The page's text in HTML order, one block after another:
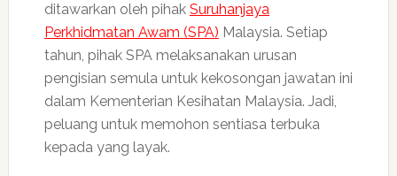
ditawarkan oleh pihak Suruhanjaya
Perkhidmatan Awam (SPA) Malaysia. Setiap
tahun, pihak SPA melaksanakan urusan
pengisian semula untuk kekosongan jawatan ini
dalam Kementerian Kesihatan Malaysia. Jadi,
peluang untuk memohon sentiasa terbuka
kepada yang layak.